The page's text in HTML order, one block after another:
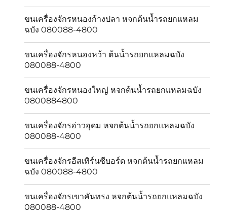
ขนเครื่องจักรหนองก้างปลา หจกต้นน้ำรถยกแหลม
ฉบัง 080088-4800
ขนเครื่องจักรหนองหว้า ต้นน้ำรถยกแหลมฉบัง
080088-4800
ขนเครื่องจักรหนองใหญ่ หจกต้นน้ำรถยกแหลมฉบัง
0800884800
ขนเครื่องจักรอ่าวอุดม หจกต้นน้ำรถยกแหลมฉบัง
080088-4800
ขนเครื่องจักรอีสเทิร์นซีบอร์ด หจกต้นน้ำรถยกแหลม
ฉบัง 080088-4800
ขนเครื่องจักรเขาคันทรง หจกต้นน้ำรถยกแหลมฉบัง
080088-4800